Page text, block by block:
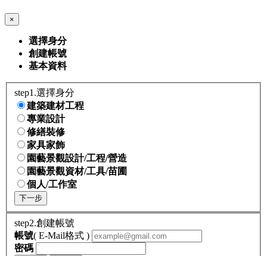
×
選擇身分
創建帳號
基本資料
step1.選擇身分
建築建材工程
專業設計
修繕裝修
家具家飾
園藝景觀設計/工程/營造
園藝景觀資材/工具/苗圃
個人/工作室
下一步
step2.創建帳號
帳號( E-Mail格式 )
密碼